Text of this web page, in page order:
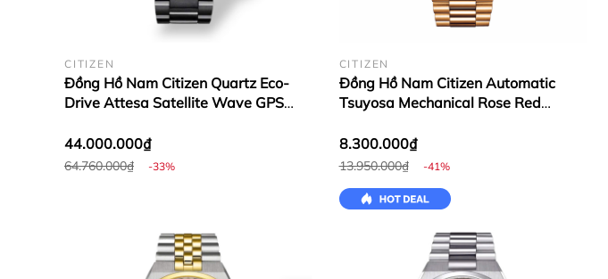
CITIZEN
Đồng Hồ Nam Citizen Quartz Eco-
Drive Attesa Satellite Wave GPS
44.000.000₫
64.760.000₫ -33%
CITIZEN
Đồng Hồ Nam Citizen Automatic
Tsuyosa Mechanical Rose Red
8.300.000₫
13.950.000₫ -41%